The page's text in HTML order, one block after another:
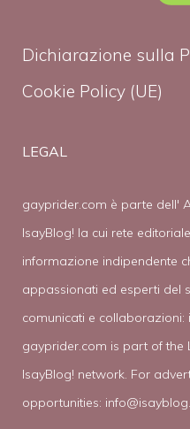
Dichiarazione sulla
Cookie Policy (UE)
LEGAL
gayprider.com è parte dell'
IsayBlog! la cui rete
informazione indipendente
appassionati ed esperti del
comunicati e collaborazioni:
gayprider.com is part of the
IsayBlog! network. For
opportunities: